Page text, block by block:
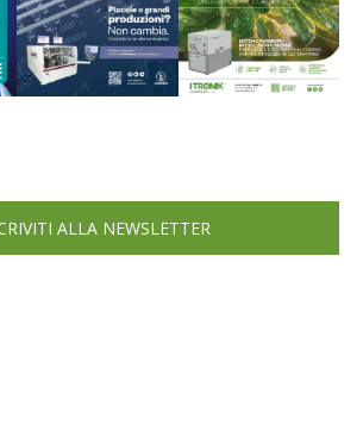
ALLA NEWSLETTER